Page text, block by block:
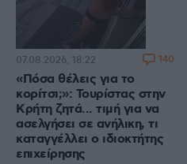
«Πόσα θέλεις για το
κορίτσι;»: Τουρίστας στην
Κρήτη ζητά... τιμή για να
ασελγήσει σε ανήλικη, τι
καταγγέλλει ο ιδιοκτήτης
επιχείρησης
07.08.2026, 18:22 140